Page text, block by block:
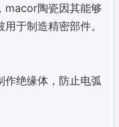
macor陶瓷因其能够
于制造精密部件。
作绝缘体，防止电弧